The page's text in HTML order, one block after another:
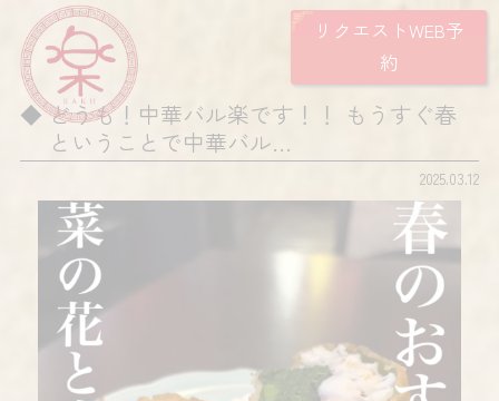
リクエストWEB予
約
どうも！中華バル楽です！！ もうすぐ春
ということで中華バル…
2025.03.12